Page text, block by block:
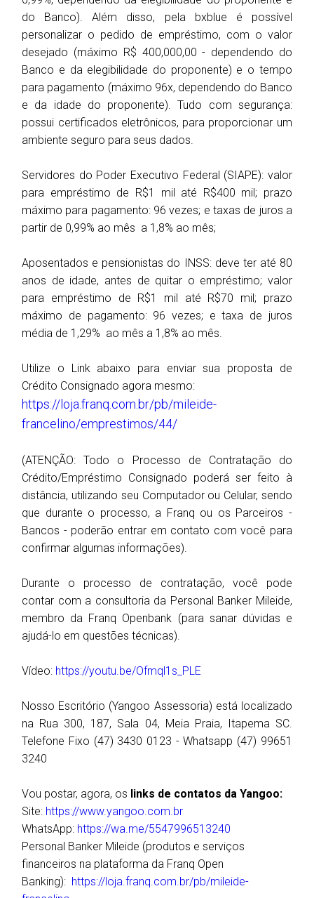
do Banco). Além disso, pela bxblue é possível
personalizar o pedido de empréstimo, com o valor
desejado (máximo R$ 400,000,00 - dependendo do
Banco e da elegibilidade do proponente) e o tempo
para pagamento (máximo 96x, dependendo do Banco
e da idade do proponente). Tudo com segurança:
possui certificados eletrônicos, para proporcionar um
ambiente seguro para seus dados.
Servidores do Poder Executivo Federal (SIAPE): valor
para empréstimo de R$1 mil até R$400 mil; prazo
máximo para pagamento: 96 vezes; e taxas de juros a
partir de 0,99% ao mês a 1,8% ao mês;
Aposentados e pensionistas do INSS: deve ter até 80
anos de idade, antes de quitar o empréstimo; valor
para empréstimo de R$1 mil até R$70 mil; prazo
máximo de pagamento: 96 vezes; e taxa de juros
média de 1,29% ao mês a 1,8% ao mês.
Utilize o Link abaixo para enviar sua proposta de
Crédito Consignado agora mesmo:
https://loja.franq.com.br/pb/mileide-
francelino/emprestimos/44/
(ATENÇÃO: Todo o Processo de Contratação do
Crédito/Empréstimo Consignado poderá ser feito à
distância, utilizando seu Computador ou Celular, sendo
que durante o processo, a Franq ou os Parceiros -
Bancos - poderão entrar em contato com você para
confirmar algumas informações).
Durante o processo de contratação, você pode
contar com a consultoria da Personal Banker Mileide,
membro da Franq Openbank (para sanar dúvidas e
ajudá-lo em questões técnicas).
Vídeo: https://youtu.be/Ofmql1s_PLE
Nosso Escritório (Yangoo Assessoria) está localizado
na Rua 300, 187, Sala 04, Meia Praia, Itapema SC.
Telefone Fixo (47) 3430 0123 - Whatsapp (47) 99651
3240
Vou postar, agora, os links de contatos da Yangoo:
Site: https://www.yangoo.com.br
WhatsApp: https://wa.me/5547996513240
Personal Banker Mileide (produtos e serviços
financeiros na plataforma da Franq Open
Banking): https://loja.franq.com.br/pb/mileide-